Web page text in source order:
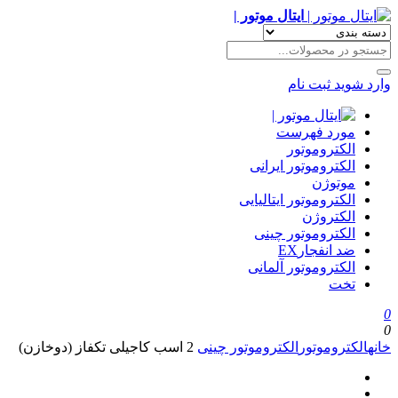
ایتال موتور |
وارد شوید ثبت نام
مورد فهرست
الکتروموتور
الکتروموتور ایرانی
موتوژن
الکتروموتور ایتالیایی
الکتروژن
الکتروموتور چینی
ضد انفجارEX
الکتروموتور آلمانی
تخت
0
0
خانهالکتروموتور الکتروموتور چینی